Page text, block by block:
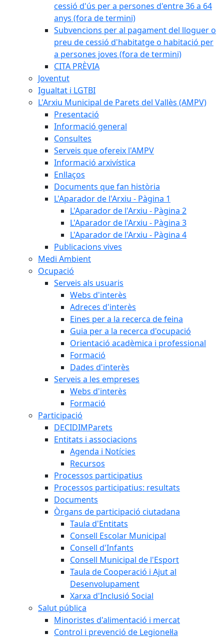
cessió d'ús per a persones d'entre 36 a 64
anys (fora de termini)
Subvencions per al pagament del lloguer o
preu de cessió d'habitatge o habitació per
a persones joves (fora de termini)
CITA PRÈVIA
Joventut
Igualtat i LGTBI
L'Arxiu Municipal de Parets del Vallès (AMPV)
Presentació
Informació general
Consultes
Serveis que ofereix l'AMPV
Informació arxivística
Enllaços
Documents que fan història
L'Aparador de l'Arxiu - Pàgina 1
L'Aparador de l'Arxiu - Pàgina 2
L'Aparador de l'Arxiu - Pàgina 3
L'Aparador de l'Arxiu - Pàgina 4
Publicacions vives
Medi Ambient
Ocupació
Serveis als usuaris
Webs d'interès
Adreces d'interès
Eines per a la recerca de feina
Guia per a la recerca d'ocupació
Orientació acadèmica i professional
Formació
Dades d'interès
Serveis a les empreses
Webs d'interès
Formació
Participació
DECIDIMParets
Entitats i associacions
Agenda i Notícies
Recursos
Processos participatius
Processos participatius: resultats
Documents
Òrgans de participació ciutadana
Taula d'Entitats
Consell Escolar Municipal
Consell d'Infants
Consell Municipal de l'Esport
Taula de Cooperació i Ajut al
Desenvolupament
Xarxa d'Inclusió Social
Salut pública
Minoristes d'alimentació i mercat
Control i prevenció de Legionel·la